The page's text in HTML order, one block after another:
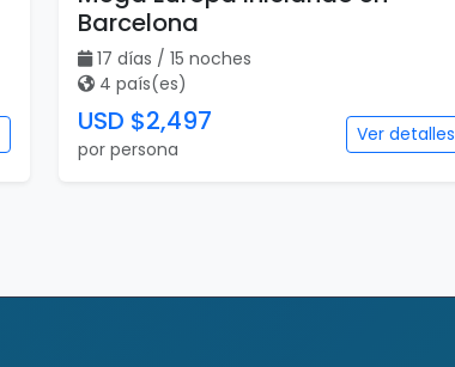
Barcelona
17 días / 15 noches
4 país(es)
USD $2,497
por persona
Ver detalles